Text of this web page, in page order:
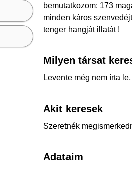
bemutatkozom: 173
minden káros
tenger hangját illatát !
Milyen társat
Levente még nem írta
Akit keresek
Szeretnék
Adataim